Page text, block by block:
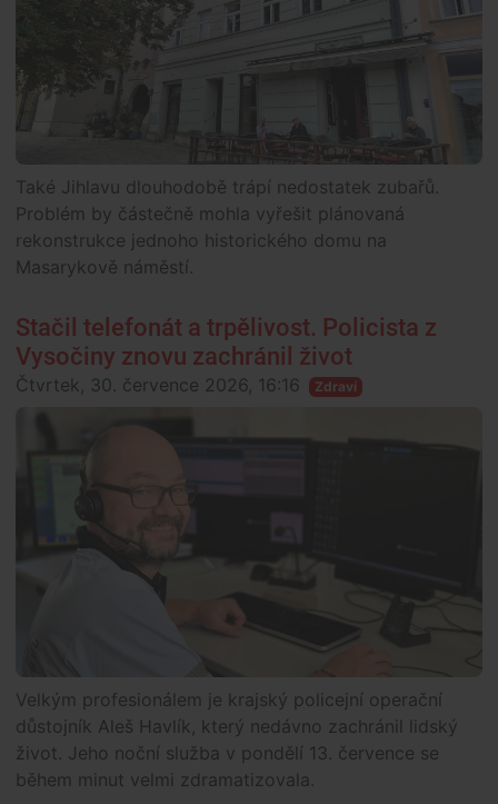
Také Jihlavu dlouhodobě trápí nedostatek zubařů.
Problém by částečně mohla vyřešit plánovaná
rekonstrukce jednoho historického domu na
Masarykově náměstí.
Stačil telefonát a trpělivost. Policista z
Vysočiny znovu zachránil život
Čtvrtek, 30. července 2026, 16:16 Zdraví
Velkým profesionálem je krajský policejní operační
důstojník Aleš Havlík, který nedávno zachránil lidský
život. Jeho noční služba v pondělí 13. července se
během minut velmi zdramatizovala.